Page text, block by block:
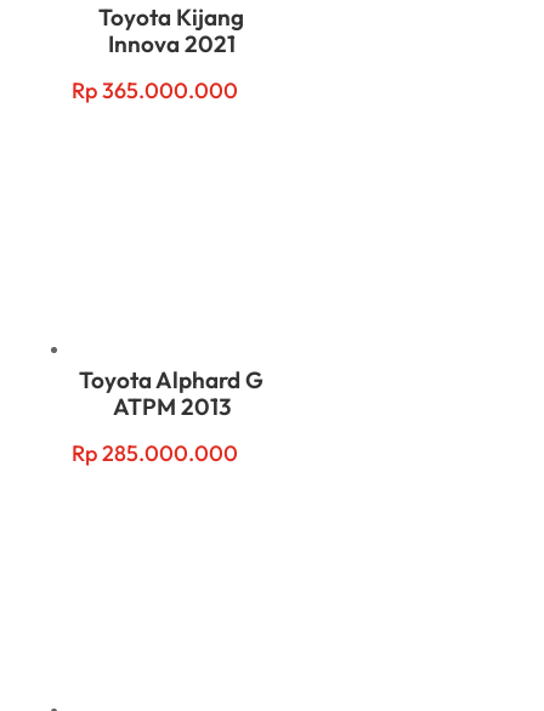
Toyota Kijang
Innova 2021
Rp365.000.000
Toyota Alphard G
ATPM 2013
Rp285.000.000